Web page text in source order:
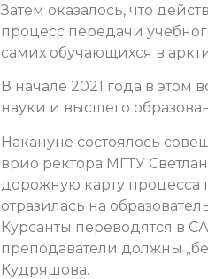
Затем оказалось, что
процесс передачи
самих обучающихся в
В начале 2021 года в этом
науки и высшего
Накануне состоялось
врио ректора МГТУ
дорожную карту процесса
отразилась на
Курсанты переводятся в
преподаватели должны
Кудряшова.